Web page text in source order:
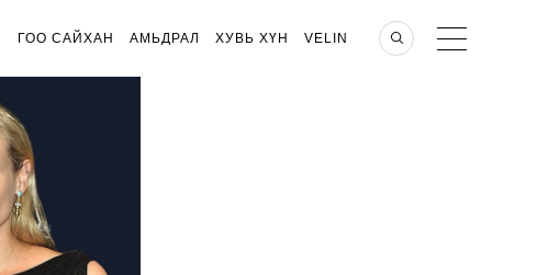
ГОО САЙХАН АМЬДРАЛ ХУВЬ ХҮН VELIN